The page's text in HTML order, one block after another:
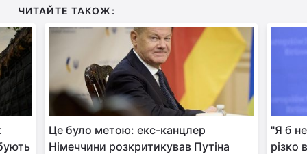
Тема оформлення
ЧИТАЙТЕ ТАКОЖ:
Це було метою: екс-канцлер
Німеччини розкритикував Путіна
"Я б
різко